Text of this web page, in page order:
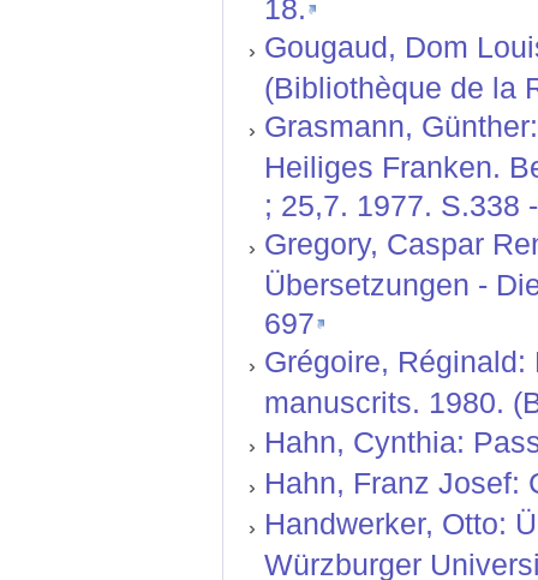
18.
Gougaud, Dom
(Bibliothèque de la
Grasmann,
Heiliges Franken.
; 25,7. 1977. S.338
Gregory, Caspar
Übersetzungen -
697
Grégoire,
manuscrits. 1980.
Hahn, Cynthia:
Hahn, Franz Josef:
Handwerker, Otto:
Würzburger